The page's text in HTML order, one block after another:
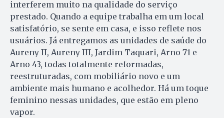
interferem muito na qualidade do serviço
prestado. Quando a equipe trabalha em um local
satisfatório, se sente em casa, e isso reflete nos
usuários. Já entregamos as unidades de saúde do
Aureny II, Aureny III, Jardim Taquari, Arno 71 e
Arno 43, todas totalmente reformadas,
reestruturadas, com mobiliário novo e um
ambiente mais humano e acolhedor. Há um toque
feminino nessas unidades, que estão em pleno
vapor.